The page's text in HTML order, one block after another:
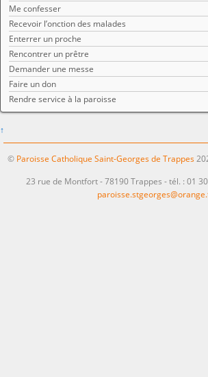
Me confesser
Recevoir l’onction des malades
Enterrer un proche
Rencontrer un prêtre
Demander une messe
Faire un don
Rendre service à la paroisse
↑
© Paroisse Catholique Saint-Georges de Trappes
23 rue de Montfort - 78190 Trappes - tél. : 01